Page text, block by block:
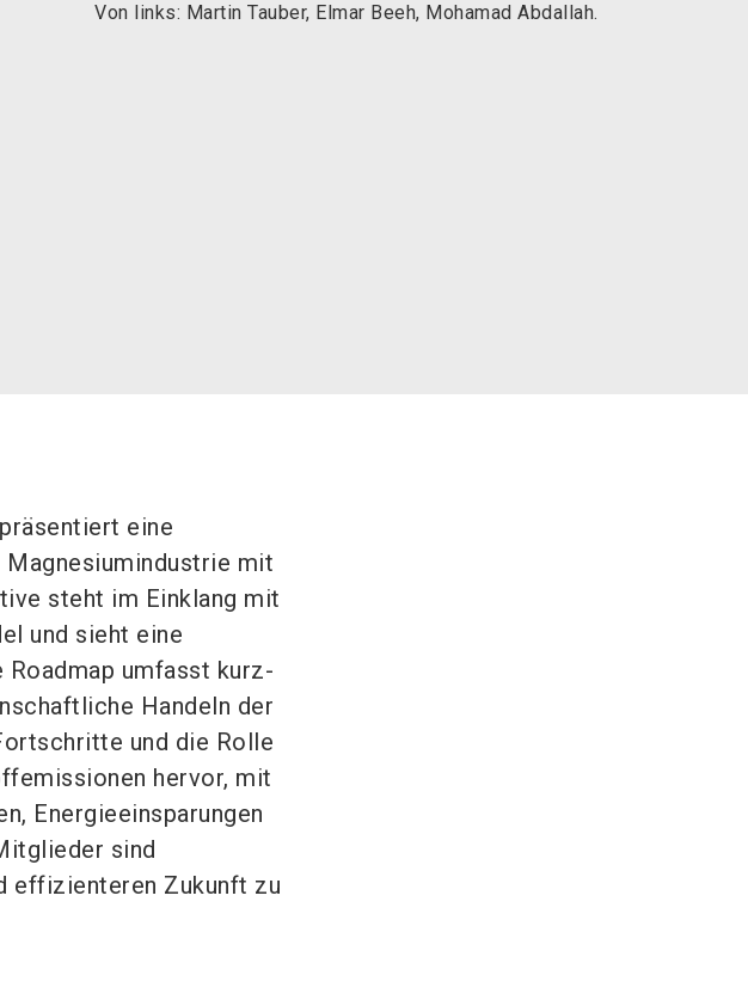
Von links: Martin Tauber, Elmar Beeh, Mohamad Abdallah.
eine
mit
steht im Einklang mit
und sieht eine
umfasst kurz-
Handeln der
und die Rolle
hervor, mit
Energieeinsparungen
sind
effizienteren Zukunft zu